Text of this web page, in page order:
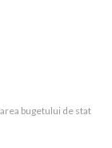
bugetului de stat